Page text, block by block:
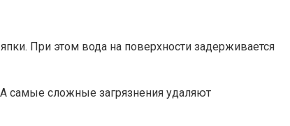
При этом вода на поверхности задерживается
самые сложные загрязнения удаляют